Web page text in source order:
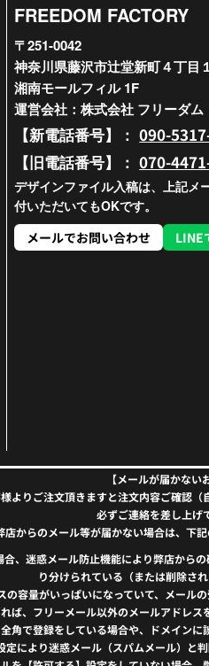
FREEDOM FACTORY
〒251-0042
神奈川県藤沢市辻堂新町４丁目
湘南モールフィル 1F
運営会社：株式会社 フリーダ
【新電話番号】：090-
【旧電話番号】：070-
デザインファイル入稿は、上記メ
付いただいてもOKです。
メールでお問い合わせ
LINE
【メールが届かない
よりご注文頂きますと注文内容ご確認（
必ずご連絡を差し上げ
からのメール等が届かない場合は、下
迷惑メール防止機能により弊店から
り分けられている（または削除さ
の容量がいっぱいになっていて、メール
ば、フリーメール以外のメールアドレス
全角で登録をしている場合や、ドメインに
定により迷惑メール（スパムメール）と